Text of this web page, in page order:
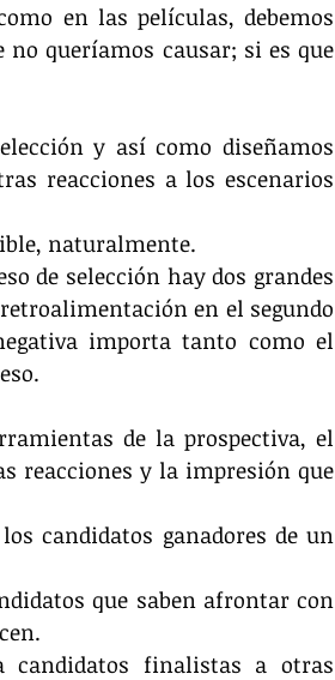
en las películas, debemos
queríamos causar; si es que
y así como diseñamos
reacciones a los escenarios
naturalmente.
de selección hay dos grandes
en el segundo
importa tanto como el
de la prospectiva, el
reacciones y la impresión que
candidatos ganadores de un
que saben afrontar con
candidatos finalistas a otras